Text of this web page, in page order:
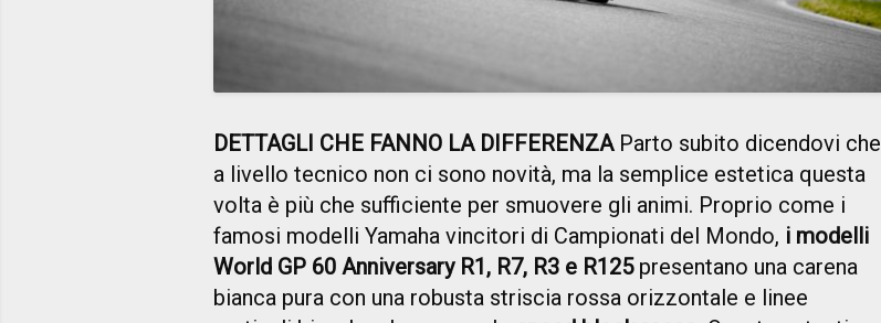
DETTAGLI CHE FANNO LA DIFFERENZAParto subito dicendovi che
a livello tecnico non ci sono novità, ma la semplice estetica questa
volta è più che sufficiente per smuovere gli animi. Proprio come i
famosi modelli Yamaha vincitori di Campionati del Mondo, i modelli
World GP 60 Anniversary R1, R7, R3 e R125presentano una carena
bianca pura con una robusta striscia rossa orizzontale e linee